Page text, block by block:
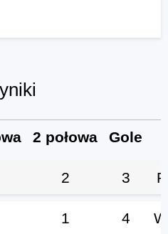
2 połowa Gole
2 3
1 4